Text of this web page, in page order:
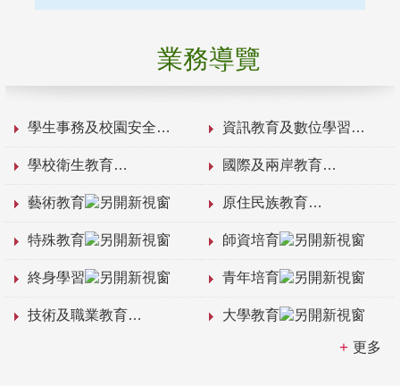
業務導覽
學生事務及校園安全 資訊教育及數位學習
學校衛生教育 國際及兩岸教育
藝術教育 原住民族教育
特殊教育 師資培育
終身學習 青年培育
技術及職業教育 大學教育
更多